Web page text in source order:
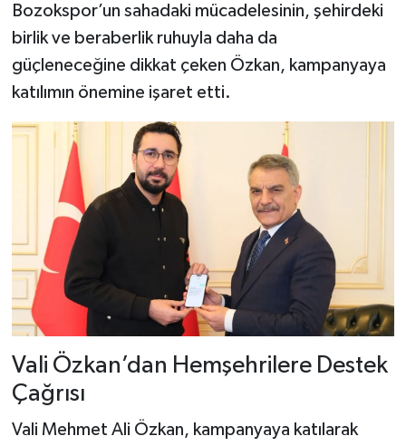
Bozokspor’un sahadaki mücadelesinin, şehirdeki
birlik ve beraberlik ruhuyla daha da
güçleneceğine dikkat çeken Özkan, kampanyaya
katılımın önemine işaret etti.
Vali Özkan’dan Hemşehrilere Destek
Çağrısı
Vali Mehmet Ali Özkan, kampanyaya katılarak